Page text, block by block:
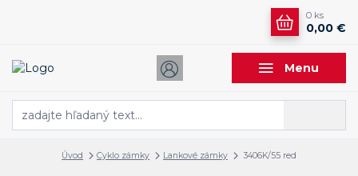
Menu
0 ks
0,00 €
Úvod Cyklo zámky Lankové zámky 3406K/55 red